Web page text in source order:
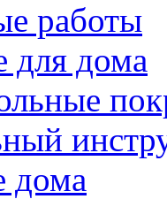
работы
для дома
дома